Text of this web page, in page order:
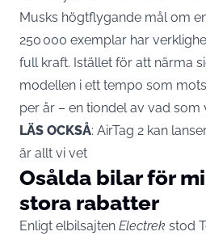
Musks högtflygande mål om
250 000 exemplar har
full kraft. Istället för att närma
modellen i ett tempo som
per år – en tiondel av vad som
LÄS OCKSÅ: AirTag 2 kan
är allt vi vet
Osålda bilar för
stora rabatter
Enligt elbilsajten Electrek stod